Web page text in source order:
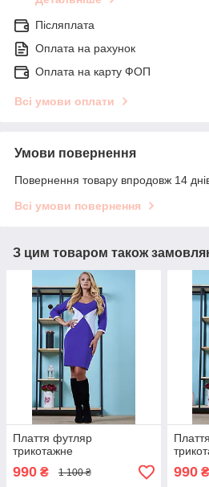
Післяплата
Оплата на рахунок
Оплата на карту ФОП
Всі умови оплати
Умови повернення
Повернення товару впродовж 14
Всі умови повернення
З цим товаром також
Плаття футляр
трикотажне
990 ₴ 1 100 ₴ 990₴